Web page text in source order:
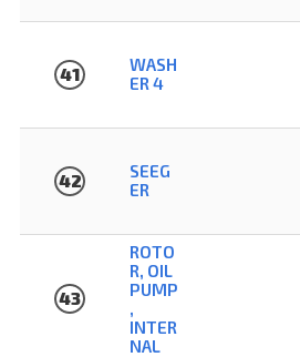
41
WASH
ER 4
42
SEEG
ER
43
ROTO
R, OIL
PUMP
,
INTER
NAL